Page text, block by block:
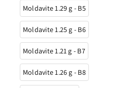
Moldavite 1.29 g - B5
Moldavite 1.25 g - B6
Moldavite 1.21 g - B7
Moldavite 1.26 g - B8